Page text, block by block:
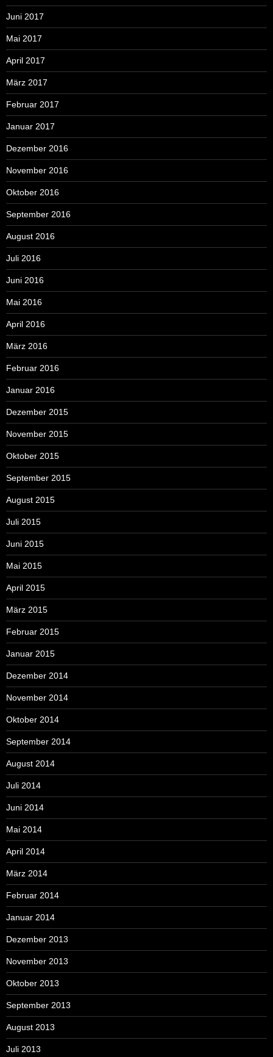
Juni 2017
Mai 2017
April 2017
März 2017
Februar 2017
Januar 2017
Dezember 2016
November 2016
Oktober 2016
September 2016
August 2016
Juli 2016
Juni 2016
Mai 2016
April 2016
März 2016
Februar 2016
Januar 2016
Dezember 2015
November 2015
Oktober 2015
September 2015
August 2015
Juli 2015
Juni 2015
Mai 2015
April 2015
März 2015
Februar 2015
Januar 2015
Dezember 2014
November 2014
Oktober 2014
September 2014
August 2014
Juli 2014
Juni 2014
Mai 2014
April 2014
März 2014
Februar 2014
Januar 2014
Dezember 2013
November 2013
Oktober 2013
September 2013
August 2013
Juli 2013